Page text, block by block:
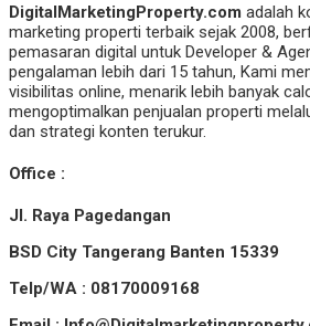
DigitalMarketingProperty.com adalah
marketing properti terbaik sejak 2008,
pemasaran digital untuk Developer &
pengalaman lebih dari 15 tahun, Kami
visibilitas online, menarik lebih banyak
mengoptimalkan penjualan properti
dan strategi konten terukur.
Office :
Jl. Raya Pagedangan
BSD City Tangerang Banten 15339
Telp/WA : 08170009168